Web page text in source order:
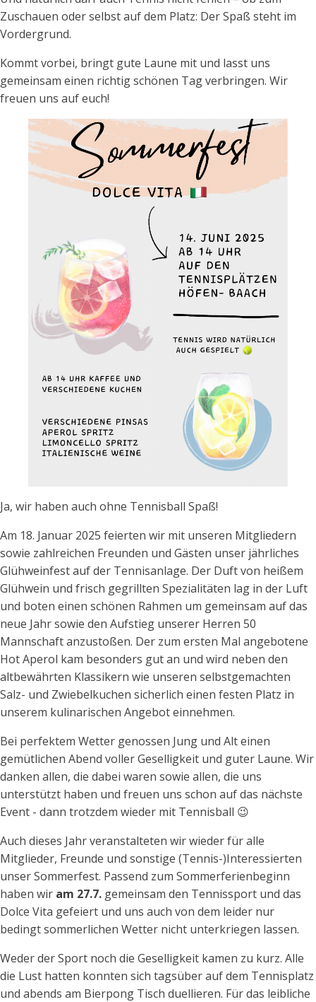
Zuschauen oder selbst auf dem Platz: Der Spaß steht im
Vordergrund.
Kommt vorbei, bringt gute Laune mit und lasst uns
gemeinsam einen richtig schönen Tag verbringen. Wir
freuen uns auf euch!
Ja, wir haben auch ohne Tennisball Spaß!
Am 18. Januar 2025 feierten wir mit unseren Mitgliedern
sowie zahlreichen Freunden und Gästen unser jährliches
Glühweinfest auf der Tennisanlage. Der Duft von heißem
Glühwein und frisch gegrillten Spezialitäten lag in der Luft
und boten einen schönen Rahmen um gemeinsam auf das
neue Jahr sowie den Aufstieg unserer Herren 50
Mannschaft anzustoßen. Der zum ersten Mal angebotene
Hot Aperol kam besonders gut an und wird neben den
altbewährten Klassikern wie unseren selbstgemachten
Salz- und Zwiebelkuchen sicherlich einen festen Platz in
unserem kulinarischen Angebot einnehmen.
Bei perfektem Wetter genossen Jung und Alt einen
gemütlichen Abend voller Geselligkeit und guter Laune. Wir
danken allen, die dabei waren sowie allen, die uns
unterstützt haben und freuen uns schon auf das nächste
Event - dann trotzdem wieder mit Tennisball 😉
Auch dieses Jahr veranstalteten wir wieder für alle
Mitglieder, Freunde und sonstige (Tennis-)Interessierten
unser Sommerfest. Passend zum Sommerferienbeginn
haben wir am 27.7. gemeinsam den Tennissport und das
Dolce Vita gefeiert und uns auch von dem leider nur
bedingt sommerlichen Wetter nicht unterkriegen lassen.
Weder der Sport noch die Geselligkeit kamen zu kurz. Alle
die Lust hatten konnten sich tagsüber auf dem Tennisplatz
und abends am Bierpong Tisch duellieren. Für das leibliche